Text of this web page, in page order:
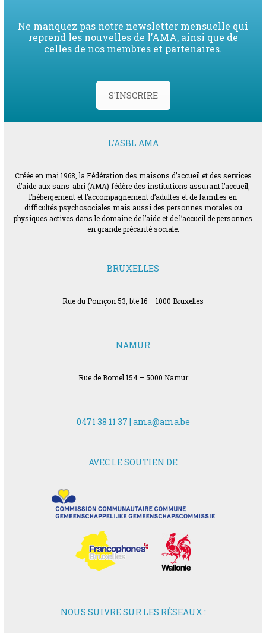
Ne manquez pas notre newsletter mensuelle qui
reprend les nouvelles de l’AMA, ainsi que de
celles de nos membres et partenaires.
S'INSCRIRE
L’ASBL AMA
Créée en mai 1968, la Fédération des maisons d’accueil et des services
d’aide aux sans-abri (AMA) fédère des institutions assurant l’accueil,
l’hébergement et l’accompagnement d’adultes et de familles en
difficultés psychosociales mais aussi des personnes morales ou
physiques actives dans le domaine de l’aide et de l’accueil de personnes
en grande précarité sociale.
BRUXELLES
Rue du Poinçon 53, bte 16 – 1000 Bruxelles
NAMUR
Rue de Bomel 154 – 5000 Namur
0471 38 11 37 | ama@ama.be
AVEC LE SOUTIEN DE
NOUS SUIVRE SUR LES RÉSEAUX :